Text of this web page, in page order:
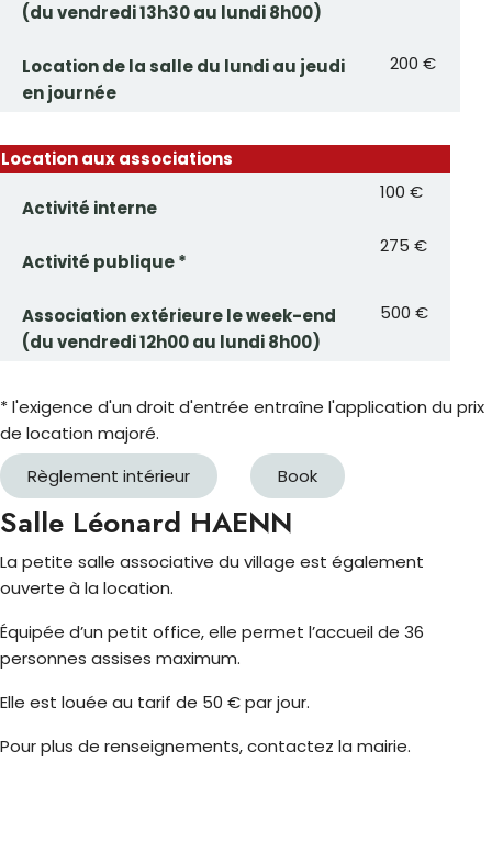
(du vendredi 13h30 au lundi 8h00)
Location de la salle du lundi au jeudi
en journée
200 €
Location aux associations
Activité interne
100 €
Activité publique *
275 €
Association extérieure le week-end
(du vendredi 12h00 au lundi 8h00)
500 €
* l'exigence d'un droit d'entrée entraîne l'application du prix
de location majoré.
Règlement intérieur
Book
Salle Léonard HAENN
La petite salle associative du village est également
ouverte à la location.
Équipée d’un petit office, elle permet l’accueil de 36
personnes assises maximum.
Elle est louée au tarif de 50 € par jour.
Pour plus de renseignements, contactez la mairie.